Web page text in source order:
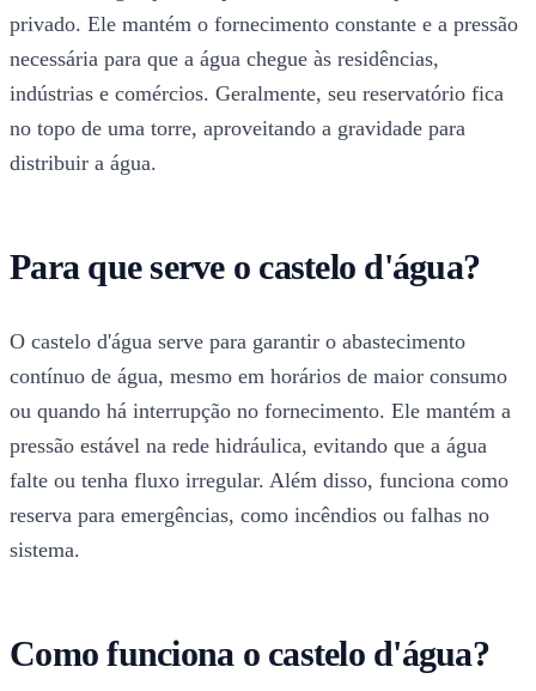
privado. Ele mantém o fornecimento constante e a pressão
necessária para que a água chegue às residências,
indústrias e comércios. Geralmente, seu reservatório fica
no topo de uma torre, aproveitando a gravidade para
distribuir a água.
Para que serve o castelo d'água?
O castelo d'água serve para garantir o abastecimento
contínuo de água, mesmo em horários de maior consumo
ou quando há interrupção no fornecimento. Ele mantém a
pressão estável na rede hidráulica, evitando que a água
falte ou tenha fluxo irregular. Além disso, funciona como
reserva para emergências, como incêndios ou falhas no
sistema.
Como funciona o castelo d'água?